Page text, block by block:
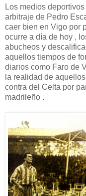
Los medios
arbitraje de Pedro
caer bien en Vigo por
ocurre a día de hoy ,
abucheos y
aquellos tiempos de
diarios como Faro de
la realidad de
contra del Celta por
madrileño .